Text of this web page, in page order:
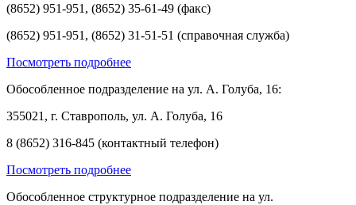
(8652) 951-951, (8652) 35-61-49 (факс)
(8652) 951-951, (8652) 31-51-51 (справочная служба)
Посмотреть подробнее
Обособленное подразделение на ул. А. Голуба, 16:
355021, г. Ставрополь, ул. А. Голуба, 16
8 (8652) 316-845 (контактный телефон)
Посмотреть подробнее
Обособленное структурное подразделение на ул.